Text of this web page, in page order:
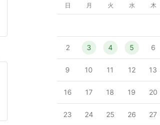
日 月 火 水 木
2 3 4 5 6
9 10 11 12 13
16 17 18 19 20
23 24 25 26 27